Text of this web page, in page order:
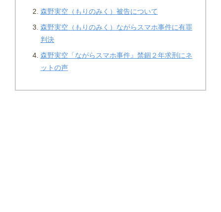
森野実空（もりのみく）被告について
森野実空（もりのみく）ながらスマホ事件に有罪
判決
森野実空「ながらスマホ事件』禁錮２年求刑にネ
ットの声